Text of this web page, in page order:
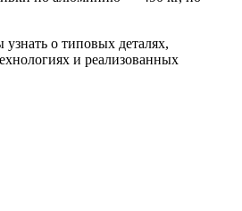
о типовых деталях,
и реализованных